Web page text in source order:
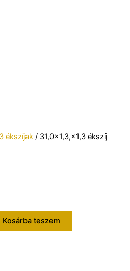
ékszíjak / 31,0×1,3,×1,3 ékszíj
Kosárba teszem